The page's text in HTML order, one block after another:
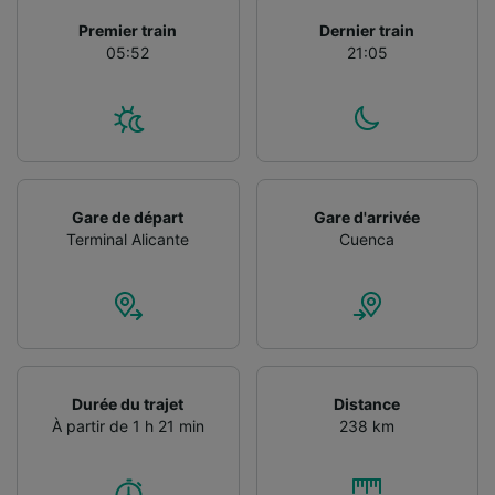
Premier train
05:52
Dernier train
21:05
Gare de départ
Terminal Alicante
Gare d'arrivée
Cuenca
Durée du trajet
À partir de 1 h 21 min
Distance
238 km
précises. Analyser activement les
caractéristiques de l’appareil pour
informations sur un appareil. Publicités et
contenu personnalisés, mesure de
Liste de nos partenaires (fournisseurs)